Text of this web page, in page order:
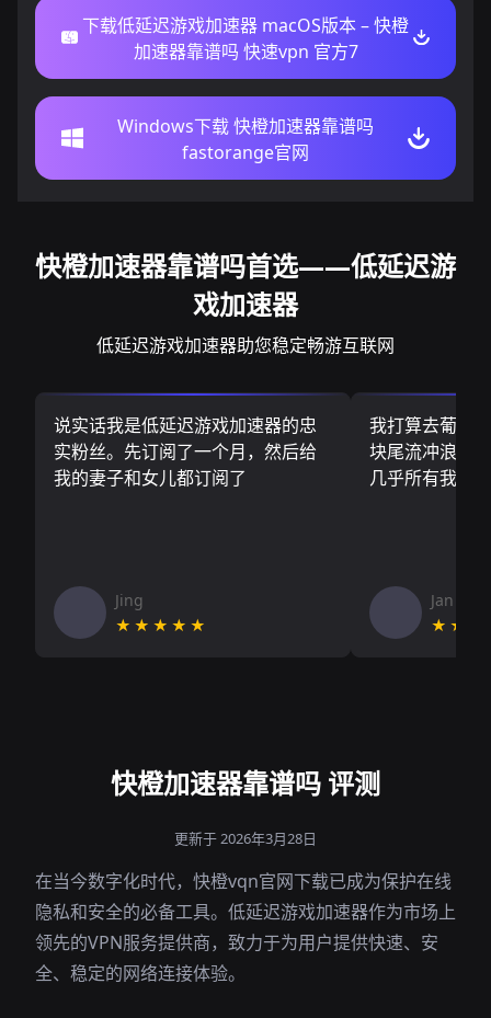
下载低延迟游戏加速器 macOS版本 – 快橙
加速器靠谱吗 快速vpn 官方7
Windows下载 快橙加速器靠谱吗
fastorange官网
快橙加速器靠谱吗首选——低延迟游
戏加速器
低延迟游戏加速器助您稳定畅游互联网
说实话我是低延迟游戏加速器的忠
实粉丝。先订阅了一个月，然后给
我的妻子和女儿都订阅了
Jing
★★★★★
我打算去葡萄
块尾流冲浪板
几乎所有我需
Jan V
快橙加速器靠谱吗 评测
更新于 2026年3月28日
在当今数字化时代，快橙vqn官网下载已成为保护在线
隐私和安全的必备工具。低延迟游戏加速器作为市场上
领先的VPN服务提供商，致力于为用户提供快速、安
全、稳定的网络连接体验。